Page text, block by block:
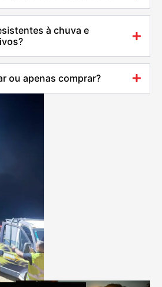
à chuva e
ou apenas comprar?